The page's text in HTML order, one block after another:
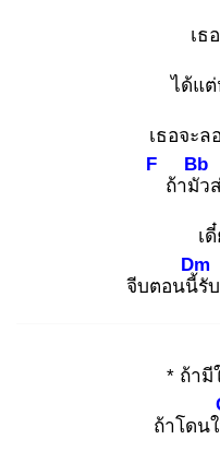
เธ
ได้แต่
เธอจะล
F
ถ้ามัว
Bb
เ
จีบตอนนี้รั
Dm
* ถ้ามี
ถ้าโดนใ